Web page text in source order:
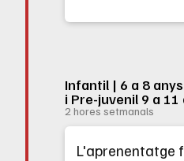
Infantil | 6 a 8 anys
i Pre-juvenil 9 a 11
2 hores setmanals
L'aprenentatge